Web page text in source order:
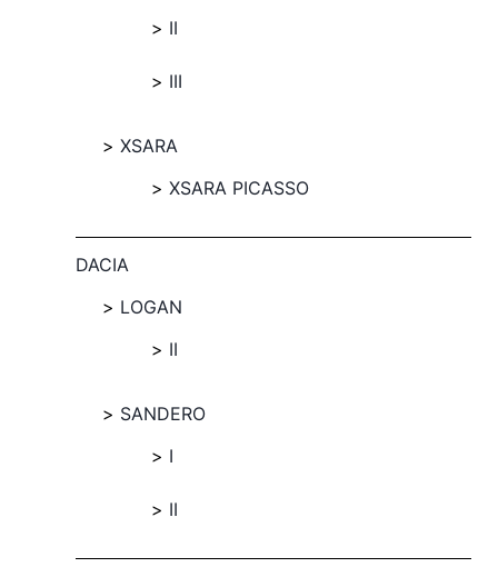
II
III
XSARA
XSARA PICASSO
DACIA
LOGAN
II
SANDERO
I
II